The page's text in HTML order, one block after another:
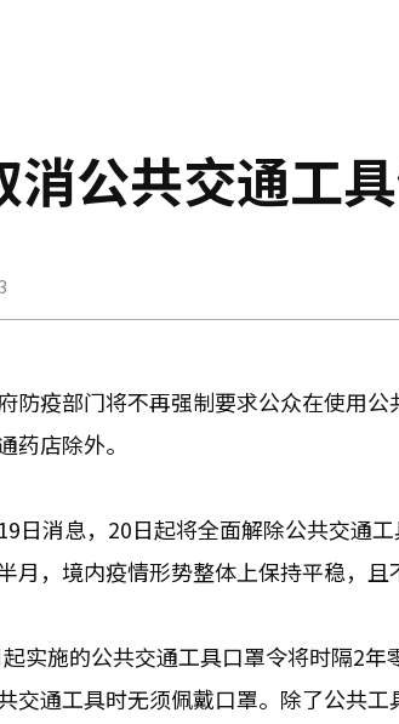
消公共交通工
防疫部门将不再强制要求公众在使用
药店除外。
日消息，20日起将全面解除公共交通
月，境内疫情形势整体上保持平稳，且
实施的公共交通工具口罩令将时隔2年
交通工具时无须佩戴口罩。除了公共